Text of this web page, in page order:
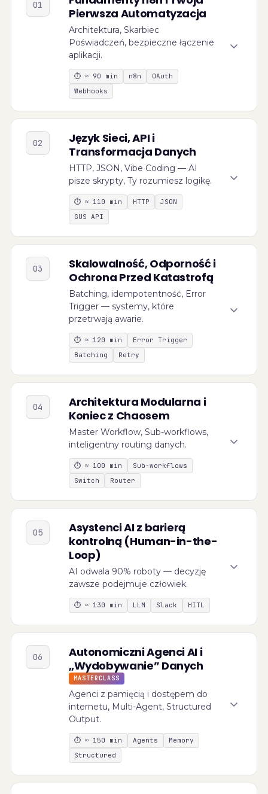
01
Pierwsza Automatyzacja
Architektura, Skarbiec
Poświadczeń, bezpieczne łączenie
aplikacji.
⏱ ≈ 90 min n8n
OAuth
Webhooks
02
Język Sieci, API i
Transformacja Danych
HTTP, JSON, Vibe Coding — AI
pisze skrypty, Ty rozumiesz logikę.
⏱ ≈ 110 min HTTP
JSON
GUS API
03
Skalowalność, Odporność i
Ochrona Przed Katastrofą
Batching, idempotentność, Error
Trigger — systemy, które
przetrwają awarie.
⏱ ≈ 120 min
Error Trigger
Batching
Retry
04
Architektura Modularna i
Koniec z Chaosem
Master Workflow, Sub-workflows,
inteligentny routing danych.
⏱ ≈ 100 min
Sub-workflows
Switch
Router
05
Asystenci AI z barierą
kontrolną (Human-in-the-
Loop)
AI odwala 90% roboty — decyzję
zawsze podejmuje człowiek.
⏱ ≈ 130 min LLM Slack HITL
06
Autonomiczni Agenci AI i
„Wydobywanie” Danych
MASTERCLASS
Agenci z pamięcią i dostępem do
internetu, Multi-Agent, Structured
Output.
⏱ ≈ 150 min Agents
Memory
Structured